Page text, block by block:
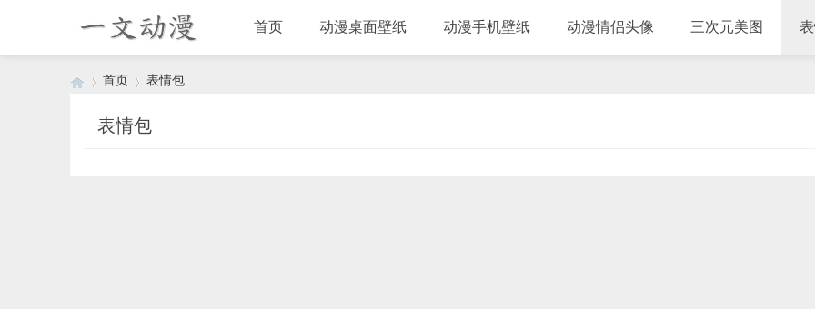
首页 动漫桌面壁纸 动漫手机壁纸 动漫情侣头像 三次元美图
首页 表情包
表情包